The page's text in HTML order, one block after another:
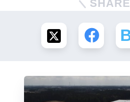
SHARE